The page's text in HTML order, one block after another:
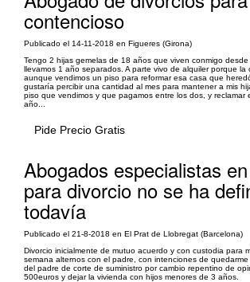
contencioso
Publicado el 14-11-2018 en Figueres (Girona)
Tengo 2 hijas gemelas de 18 años que viven conmigo desde
llevamos 1 año separados. A parte vivo de alquiler porque la
aunque vendimos un piso para reformar esa casa que
gustaría percibir una cantidad al mes para mantener a mis
piso que vendimos y que pagamos entre los dos, y reclamar
año...
Pide Precio Gratis
Abogados especialistas
para divorcio no se ha
todavía
Publicado el 21-8-2018 en El Prat de Llobregat (Barcelona)
Divorcio inicialmente de mutuo acuerdo y con custodia para
semana alternos con el padre, con intenciones de
del padre de corte de suministro por cambio repentino de
500euros y dejar la vivienda con hijos menores de 3 años.